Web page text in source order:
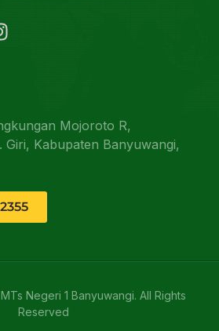
Mojoroto R,
Giri, Kabupaten Banyuwangi,
Negeri 1 Banyuwangi. All Rights
Reserved